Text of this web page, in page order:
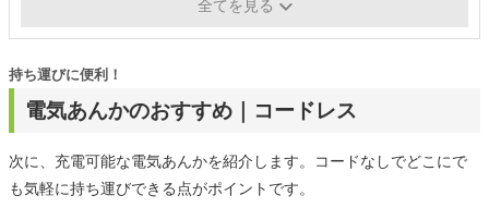
全てを見る
電気あんかのおすすめ｜コードレス
持ち運びに便利！
次に、充電可能な電気あんかを紹介します。コードなしでどこにで
も気軽に持ち運びできる点がポイントです。